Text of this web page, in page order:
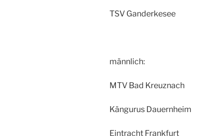
TSV Ganderkesee
männlich:
MTV Bad Kreuznach
Kängurus Dauernheim
Eintracht Frankfurt